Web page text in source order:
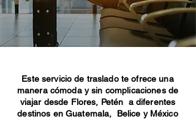
Este servicio de traslado te ofrece una
manera cómoda y sin complicaciones de
viajar desde Flores, Petén a diferentes
destinos en Guatemala, Belice y México